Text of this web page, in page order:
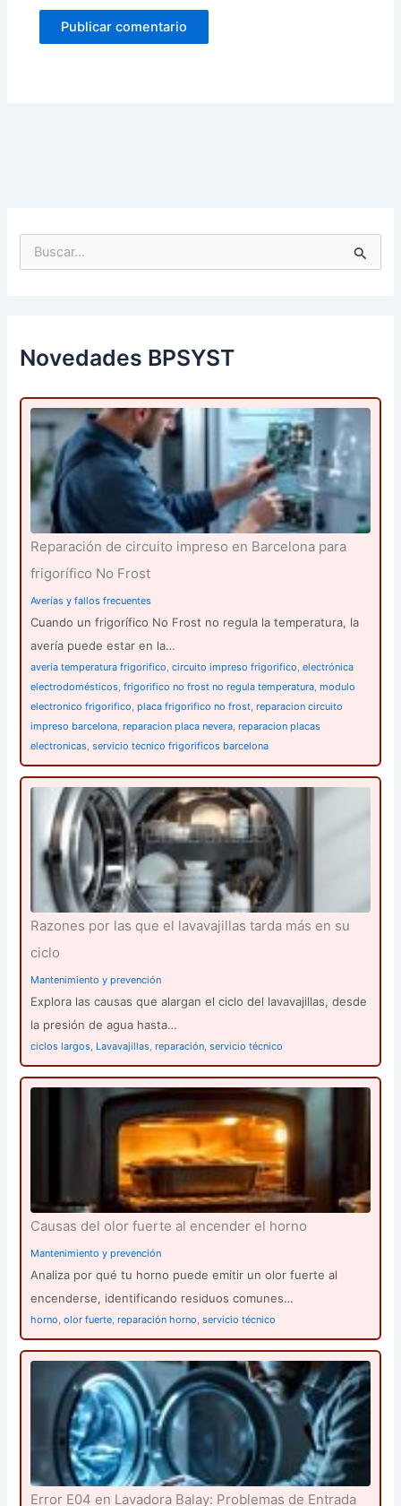
p
o
:
Novedades BPSYST
Reparación de circuito impreso en Barcelona para
frigorífico No Frost
Averías y fallos frecuentes
Cuando un frigorífico No Frost no regula la temperatura, la
avería puede estar en la…
averia temperatura frigorifico,circuito impreso frigorifico,electrónica
electrodomésticos,frigorifico no frost no regula temperatura,modulo
electronico frigorifico,placa frigorifico no frost,reparacion circuito
impreso barcelona,reparacion placa nevera,reparacion placas
electronicas,servicio tecnico frigorificos barcelona
Razones por las que el lavavajillas tarda más en su
ciclo
Mantenimiento y prevención
Explora las causas que alargan el ciclo del lavavajillas, desde
la presión de agua hasta…
ciclos largos, Lavavajillas,reparación,servicio técnico
Causas del olor fuerte al encender el horno
Mantenimiento y prevención
Analiza por qué tu horno puede emitir un olor fuerte al
encenderse, identificando residuos comunes…
horno,olor fuerte,reparación horno,servicio técnico
Error E04 en Lavadora Balay: Problemas de Entrada